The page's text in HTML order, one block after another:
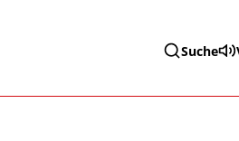
Suche